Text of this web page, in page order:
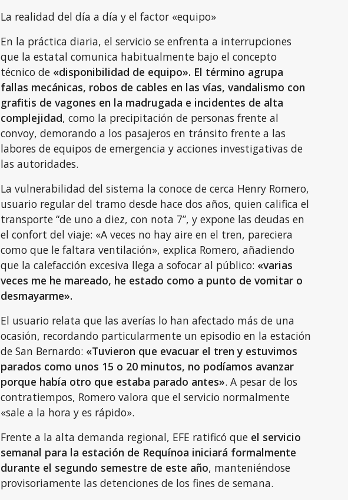
La realidad del día a día y el factor «equipo»
En la práctica diaria, el servicio se enfrenta a interrupciones
que la estatal comunica habitualmente bajo el concepto
técnico de «disponibilidad de equipo». El término agrupa
fallas mecánicas, robos de cables en las vías, vandalismo con
grafitis de vagones en la madrugada e incidentes de alta
complejidad, como la precipitación de personas frente al
convoy, demorando a los pasajeros en tránsito frente a las
labores de equipos de emergencia y acciones investigativas de
las autoridades.
La vulnerabilidad del sistema la conoce de cerca Henry Romero,
usuario regular del tramo desde hace dos años, quien califica el
transporte “de uno a diez, con nota 7”, y expone las deudas en
el confort del viaje: «A veces no hay aire en el tren, pareciera
como que le faltara ventilación», explica Romero, añadiendo
que la calefacción excesiva llega a sofocar al público: «varias
veces me he mareado, he estado como a punto de vomitar o
desmayarme».
El usuario relata que las averías lo han afectado más de una
ocasión, recordando particularmente un episodio en la estación
de San Bernardo: «Tuvieron que evacuar el tren y estuvimos
parados como unos 15 o 20 minutos, no podíamos avanzar
porque había otro que estaba parado antes». A pesar de los
contratiempos, Romero valora que el servicio normalmente
«sale a la hora y es rápido».
Frente a la alta demanda regional, EFE ratificó que el servicio
semanal para la estación de Requínoa iniciará formalmente
durante el segundo semestre de este año, manteniéndose
provisoriamente las detenciones de los fines de semana.